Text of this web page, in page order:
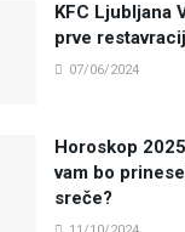
KFC Ljubljana
prve
07/06/2024
Horoskop
vam bo
sreče?